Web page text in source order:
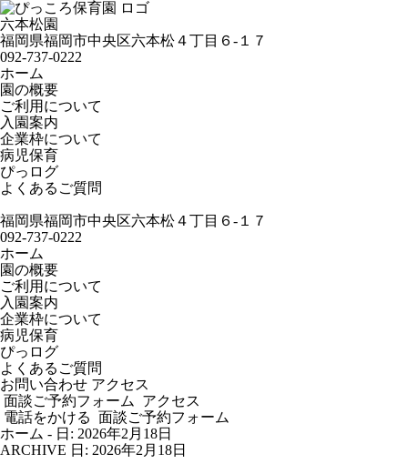
六本松園
福岡県福岡市中央区六本松４丁目６-１７
092-737-0222
ホーム
園の概要
ご利用について
入園案内
企業枠について
病児保育
ぴっログ
よくあるご質問
福岡県福岡市中央区六本松４丁目６-１７
092-737-0222
ホーム
園の概要
ご利用について
入園案内
企業枠について
病児保育
ぴっログ
よくあるご質問
お問い合わせ アクセス
面談ご予約フォーム
アクセス
電話をかける 面談ご予約フォーム
ホーム - 日: 2026年2月18日
ARCHIVE 日: 2026年2月18日